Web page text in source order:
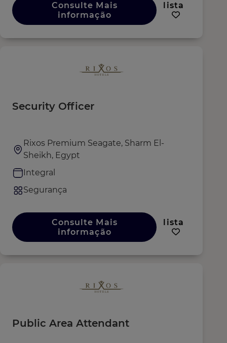
Consulte Mais
informação
lista
Security Officer
Rixos Premium Seagate, Sharm El-
Sheikh, Egypt
Integral
Segurança
Consulte Mais
informação
lista
Public Area Attendant